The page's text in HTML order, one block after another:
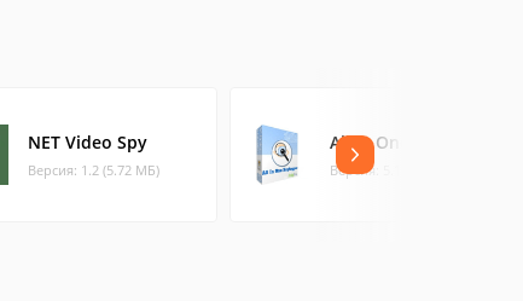
NET Video Spy
Версия: 1.2 (5.72 МБ)
All In One Keylogger
Версия: 5.1 (5.21 МБ)